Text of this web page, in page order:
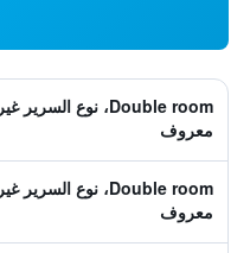
Double room، نوع السرير غير
معروف
Double room، نوع السرير غير
معروف